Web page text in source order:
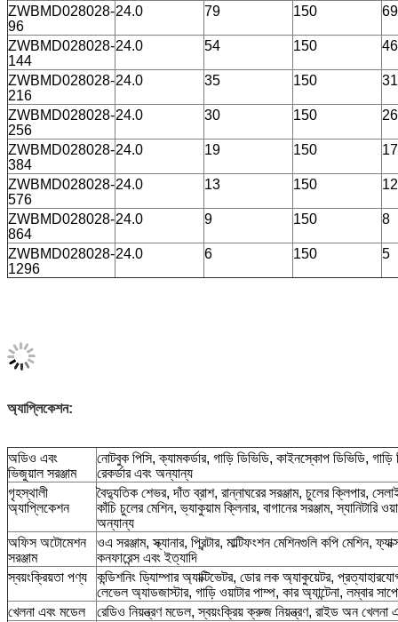
ZWBMD028028-
96
24.0 79 150 69
ZWBMD028028-
144
24.0 54 150 46
ZWBMD028028-
216
24.0 35 150 31
ZWBMD028028-
256
24.0 30 150 26
ZWBMD028028-
384
24.0 19 150 17
ZWBMD028028-
576
24.0 13 150 12
ZWBMD028028-
864
24.0 9 150 8
ZWBMD028028-
1296
24.0 6 150 5
অ্যাপ্লিকেশন:
অডিও এবং
ভিজুয়াল সরঞ্জাম
নোটবুক পিসি, ক্যামকর্ডার, গাড়ি ডিভিডি, কাইনস্কোপ ডিভিডি,
রেকর্ডার এবং অন্যান্য
গৃহস্থালী
অ্যাপ্লিকেশন
বৈদ্যুতিক শেভর, দাঁত ব্রাশ, রান্নাঘরের সরঞ্জাম, চুলের ক্লিপার,
কাঁচি চুলের মেশিন, ভ্যাকুয়াম ক্লিনার, বাগানের সরঞ্জাম,
অন্যান্য
অফিস অটোমেশন
সরঞ্জাম
ওএ সরঞ্জাম, স্ক্যানার, প্রিন্টার, মাল্টিফংশন মেশিনগুলি কপি মেশিন,
কনফারেন্স এবং ইত্যাদি
স্বয়ংক্রিয়তা পণ্য
কন্ডিশনিং ডি্যাম্পার অ্যাক্টিভেটর, ডোর লক অ্যাকুয়েটর,
লেভেল অ্যাডজাস্টার, গাড়ি ওয়াটার পাম্প, কার অ্যান্টেনা, লম্বার
খেলনা এবং মডেল
রেডিও নিয়ন্ত্রণ মডেল, স্বয়ংক্রিয় ক্রুজ নিয়ন্ত্রণ, রাইড অন খেলনা